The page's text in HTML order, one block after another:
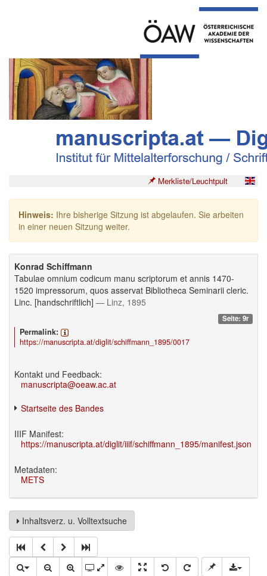
Merkliste/Leuchtpult
Hinweis: Ihre bisherige Sitzung ist abgelaufen. Sie arbeiten
in einer neuen Sitzung weiter.
Konrad Schiffmann
Tabulae omnium codicum manu scriptorum et annis 1470-
1520 impressorum, quos asservat Bibliotheca Seminarii cleric.
Linc. [handschriftlich] — Linz, 1895
Seite: 9r
Permalink:
https://manuscripta.at/diglit/schiffmann_1895/0017
Kontakt und Feedback:
manuscripta@oeaw.ac.at
Startseite des Bandes
IIIF Manifest:
https://manuscripta.at/diglit/iiif/schiffmann_1895/manifest.json
Metadaten:
METS
Inhaltsverz. u. Volltextsuche